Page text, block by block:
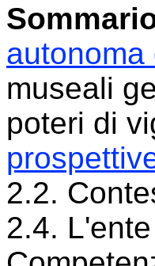
autonoma
museali
poteri di
2.2.
2.4.